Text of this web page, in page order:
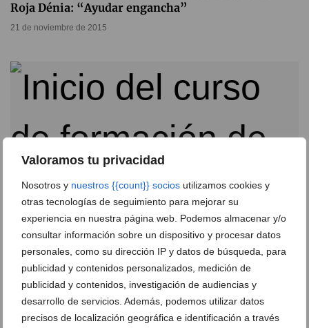
Valoramos tu privacidad
Nosotros y nuestros {{count}} socios utilizamos cookies y
otras tecnologías de seguimiento para mejorar su
experiencia en nuestra página web. Podemos almacenar y/o
consultar información sobre un dispositivo y procesar datos
personales, como su dirección IP y datos de búsqueda, para
publicidad y contenidos personalizados, medición de
publicidad y contenidos, investigación de audiencias y
desarrollo de servicios. Además, podemos utilizar datos
precisos de localización geográfica e identificación a través
Roja Dénia: “Ayudar engancha”
21 de noviembre de 2015
La Policía Local de Dénia forma a 27 futuros
conductores de ciclomotor
22 de junio de 2015